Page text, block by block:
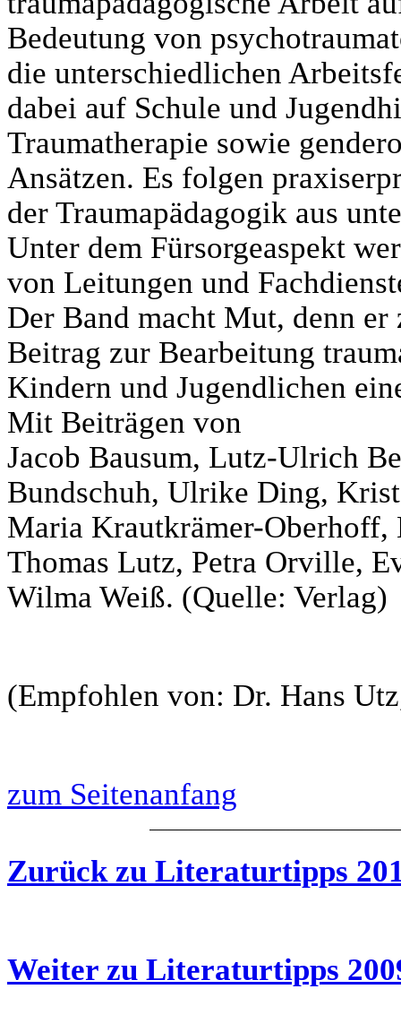
Bedeutung von
die unterschiedlichen
dabei auf Schule und
Traumatherapie sowie
Ansätzen. Es folgen
der Traumapädagogik aus
Unter dem Fürsorgeaspekt
von Leitungen und
Der Band macht Mut, denn er
Beitrag zur Bearbeitung
Kindern und Jugendlichen
Mit Beiträgen von
Jacob Bausum, Lutz-Ulrich
Bundschuh, Ulrike Ding,
Maria Krautkrämer-
Thomas Lutz, Petra Orville,
Wilma Weiß. (Quelle: Verlag)
(Empfohlen von: Dr. Hans
zum Seitenanfang
Zurück zu Literaturtipps
Weiter zu Literaturtipps